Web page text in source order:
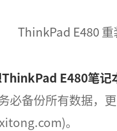
ThinkPad E480笔记
必备份所有数据，
。